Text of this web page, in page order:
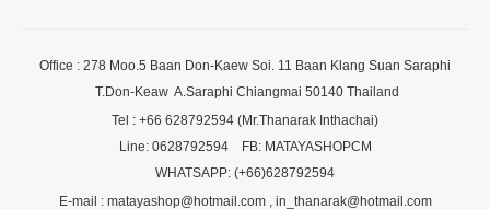
Office : 278 Moo.5 Baan Don-Kaew Soi. 11 Baan Klang Suan Saraphi
T.Don-Keaw A.Saraphi Chiangmai 50140 Thailand
Tel : +66 628792594 (Mr.Thanarak Inthachai)
Line: 0628792594 FB: MATAYASHOPCM
WHATSAPP: (+66)628792594
E-mail : matayashop@hotmail.com , in_thanarak@hotmail.com